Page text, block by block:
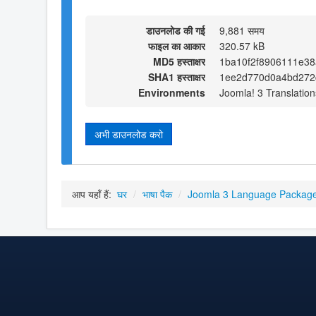
डाउनलोड की गई
9,881 समय
फाइल का आकार
320.57 kB
MD5 हस्ताक्षर
SHA1 हस्ताक्षर
Environments
Joomla! 3
अभी डाउनलोड करो
आप यहाँ हैं: घर / भाषा पैक / Joomla 3 Language